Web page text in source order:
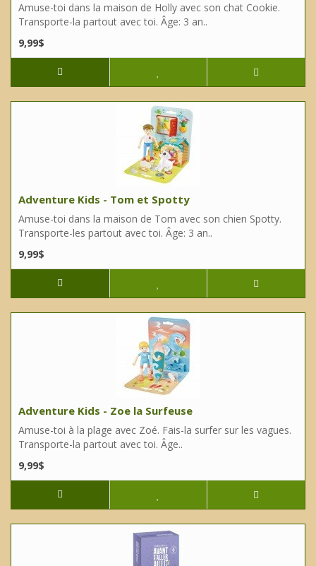
Amuse-toi dans la maison de Holly avec son chat Cookie.
Transporte-la partout avec toi. Âge: 3 an..
9,99$
Adventure Kids - Tom et Spotty
Amuse-toi dans la maison de Tom avec son chien Spotty.
Transporte-les partout avec toi. Âge: 3 an..
9,99$
Adventure Kids - Zoe la Surfeuse
Amuse-toi à la plage avec Zoé. Fais-la surfer sur les vagues.
Transporte-la partout avec toi. Âge..
9,99$